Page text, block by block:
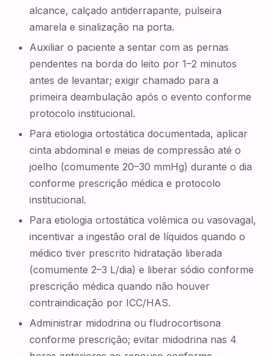
alcance, calçado antiderrapante, pulseira
amarela e sinalização na porta.
Auxiliar o paciente a sentar com as pernas
pendentes na borda do leito por 1–2 minutos
antes de levantar; exigir chamado para a
primeira deambulação após o evento conforme
protocolo institucional.
Para etiologia ortostática documentada, aplicar
cinta abdominal e meias de compressão até o
joelho (comumente 20–30 mmHg) durante o dia
conforme prescrição médica e protocolo
institucional.
Para etiologia ortostática volêmica ou vasovagal,
incentivar a ingestão oral de líquidos quando o
médico tiver prescrito hidratação liberada
(comumente 2–3 L/dia) e liberar sódio conforme
prescrição médica quando não houver
contraindicação por ICC/HAS.
Administrar midodrina ou fludrocortisona
conforme prescrição; evitar midodrina nas 4